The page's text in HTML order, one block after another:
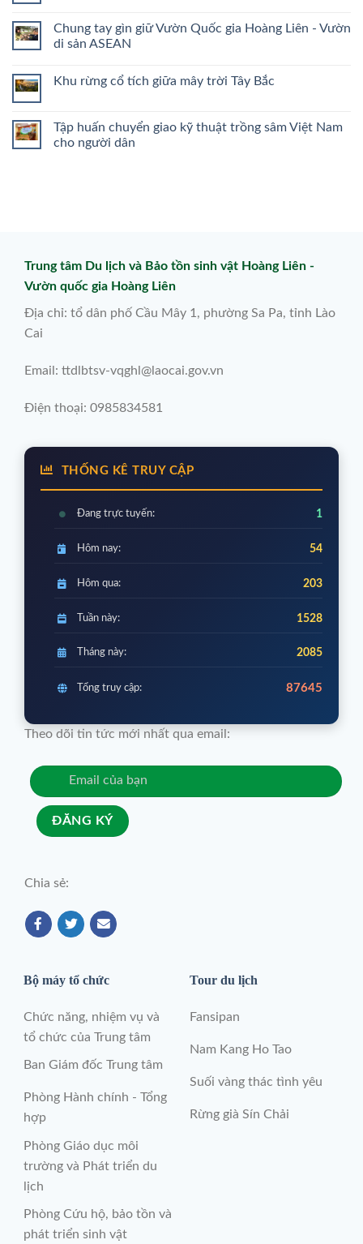
Chung tay gìn giữ Vườn Quốc gia Hoàng Liên - Vườn
di sản ASEAN
Khu rừng cổ tích giữa mây trời Tây Bắc
Tập huấn chuyển giao kỹ thuật trồng sâm Việt Nam
cho người dân
Trung tâm Du lịch và Bảo tồn sinh vật Hoàng Liên -
Vườn quốc gia Hoàng Liên
Địa chỉ: tổ dân phố Cầu Mây 1, phường Sa Pa, tỉnh Lào
Cai
Email: ttdlbtsv-vqghl@laocai.gov.vn
Điện thoại: 0985834581
THỐNG KÊ TRUY CẬP
Đang trực tuyến: 1
Hôm nay: 54
Hôm qua: 203
Tuần này: 1528
Tháng này: 2085
Tổng truy cập: 87645
Theo dõi tin tức mới nhất qua email:
Chia sẻ:
Bộ máy tổ chức
Chức năng, nhiệm vụ và
tổ chức của Trung tâm
Ban Giám đốc Trung tâm
Phòng Hành chính - Tổng
hợp
Phòng Giáo dục môi
trường và Phát triển du
lịch
Phòng Cứu hộ, bảo tồn và
phát triển sinh vật
Tour du lịch
Fansipan
Nam Kang Ho Tao
Suối vàng thác tình yêu
Rừng già Sín Chải